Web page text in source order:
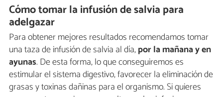
Cómo tomar la infusión de salvia para
adelgazar
Para obtener mejores resultados recomendamos tomar
una taza de infusión de salvia al día,por la mañana y en
ayunas. De esta forma, lo que conseguiremos es
estimular el sistema digestivo, favorecer la eliminación de
grasas y toxinas dañinas para el organismo. Si quieres